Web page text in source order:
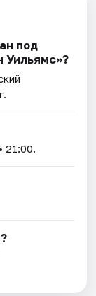
под
Уильямс»?
21:00.